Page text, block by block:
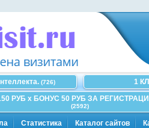
(726)
1
РУБ x БОНУС 50 РУБ ЗА
(2592)
Статистика Каталог сайтов